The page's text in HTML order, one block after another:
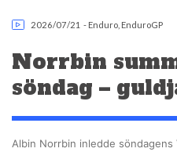
2026/07/21 - Enduro EnduroGP
Norrbin
söndag –
Albin Norrbin inledde